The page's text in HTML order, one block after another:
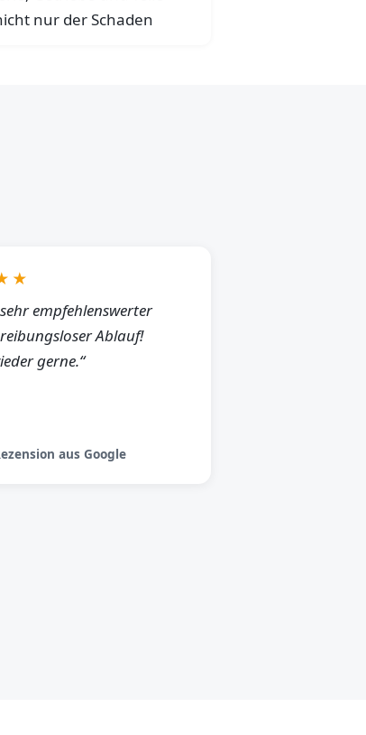
nur der Schaden
empfehlenswerter
Ablauf!
gerne.“
aus Google